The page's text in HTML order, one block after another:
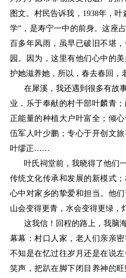
图文。村民告诉我，1938年，
学”，是寿宁一中的前身。这座
百多年风雨，虽早已破旧不堪
园。因为，这里有他们心中的
护她滋养她，所以，春去春回，
在犀溪，我还遇到很多有故
业，乐于奉献的村干部叶麟青
正能量的种植大户叶富全；倾
伍军人叶少鹏；专心于开创文
叶缪正……
叶氏祠堂前，我晓得了他们
传统文化传承和发展的新模式
心中对家乡的挚爱和担当。他
山会变得更青，水会变得更绿，
这我信！回程的路上，我脑
幕幕：村口人家，老人们亲亲
不知是在忆过往岁月还是在说
笑声，把趴在脚下闭目养神的